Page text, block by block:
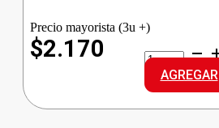
Precio mayorista (3u +)
$2.170
LYSOFORM
DESINF.
BEBE
cantidad
AGREGAR